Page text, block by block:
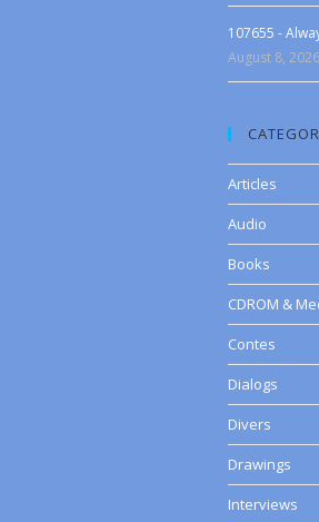
107655 -
August 8, 2026
Articles
Audio
Books
CDROM &
Contes
Dialogs
Divers
Drawings
Interviews